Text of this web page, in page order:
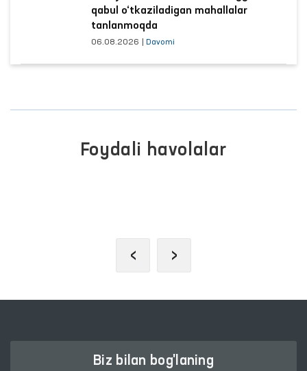
qabul o‘tkaziladigan mahallalar
tanlanmoqda
06.08.2026 Davomi
Foydali havolalar
‹ ›
Biz bilan bog'laning